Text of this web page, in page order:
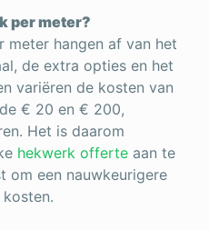
per meter?
meter hangen af van het
de extra opties en het
variëren de kosten van
€ 20 en € 200,
Het is daarom
hekwerk offerte aan te
om een nauwkeurigere